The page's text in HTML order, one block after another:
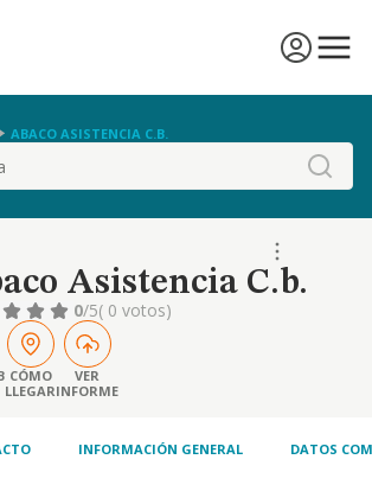
ABACO ASISTENCIA C.B.
Asistencia C.b.
0/5( 0 votos)
CÓMO
LLEGAR
VER
INFORME
INFORMACIÓN GENERAL DATOS